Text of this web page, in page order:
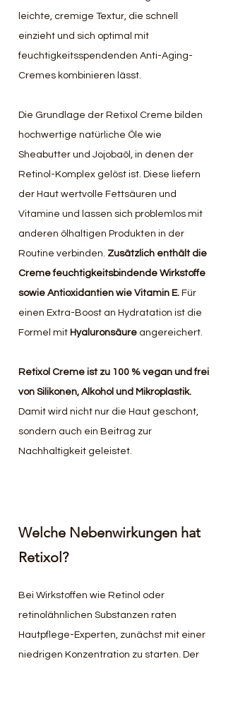
leichte, cremige Textur, die schnell
einzieht und sich optimal mit
feuchtigkeitsspendenden Anti-Aging-
Cremes kombinieren lässt.
Die Grundlage der Retixol Creme bilden
hochwertige natürliche Öle wie
Sheabutter und Jojobaöl, in denen der
Retinol-Komplex gelöst ist. Diese liefern
der Haut wertvolle Fettsäuren und
Vitamine und lassen sich problemlos mit
anderen ölhaltigen Produkten in der
Routine verbinden. Zusätzlich enthält die
Creme feuchtigkeitsbindende Wirkstoffe
sowie Antioxidantien wie Vitamin E. Für
einen Extra-Boost an Hydratation ist die
Formel mit Hyaluronsäure angereichert.
Retixol Creme ist zu 100 % vegan und frei
von Silikonen, Alkohol und Mikroplastik.
Damit wird nicht nur die Haut geschont,
sondern auch ein Beitrag zur
Nachhaltigkeit geleistet.
Welche Nebenwirkungen hat
Retixol?
Bei Wirkstoffen wie Retinol oder
retinolähnlichen Substanzen raten
Hautpflege-Experten, zunächst mit einer
niedrigen Konzentration zu starten. Der